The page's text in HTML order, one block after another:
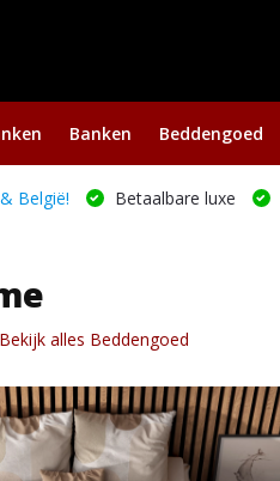
Banken Beddengoed
België! Betaalbare luxe
Bekijk alles Beddengoed